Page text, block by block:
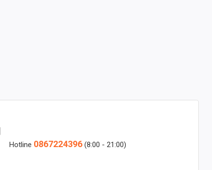
Hotline 0867224396 (8:00 - 21:00)